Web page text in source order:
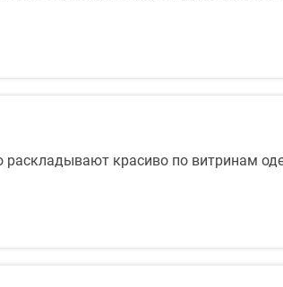
раскладывают красиво по витринам